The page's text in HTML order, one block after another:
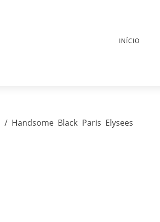
INÍCIO
/ Handsome Black Paris Elysees